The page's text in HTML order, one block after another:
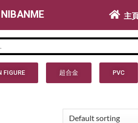
主
FIGURE 超合金 PVC